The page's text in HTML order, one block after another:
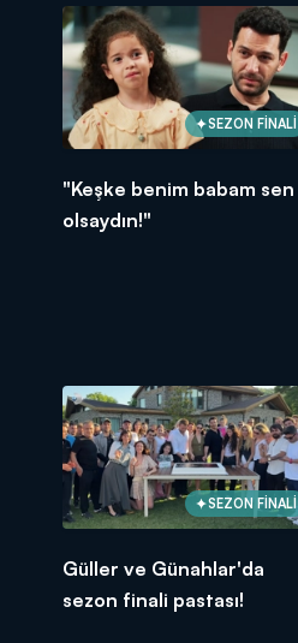
SEZON FİNALİ
"Keşke benim babam sen
olsaydın!"
SEZON FİNALİ
Güller ve Günahlar'da
sezon finali pastası!